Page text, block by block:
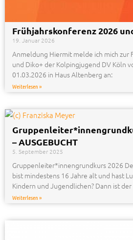
Frühjahrskonferenz 2026
19. Januar 2026
Anmeldung Hiermit melde ich mich zur
und Diko+ der Kolpingjugend DV Köln
01.03.2026 in Haus Altenberg an:
Weiterlesen »
– AUSGEBUCHT
5. September 2025
Gruppenleiter*innengrundkurs 2026
bist mindestens 16 Jahre alt und hast
Kindern und Jugendlichen? Dann ist der
Weiterlesen »